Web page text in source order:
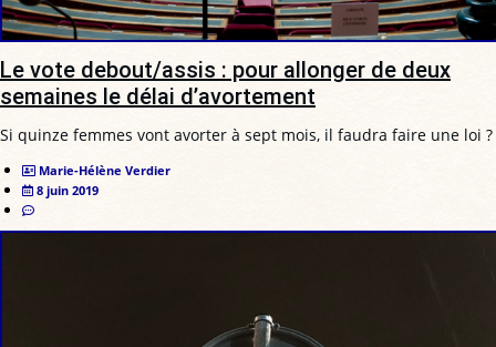
Le vote debout/assis : pour allonger de deux
semaines le délai d’avortement
Si quinze femmes vont avorter à sept mois, il faudra faire une loi ?
Marie-Hélène Verdier
8 juin 2019